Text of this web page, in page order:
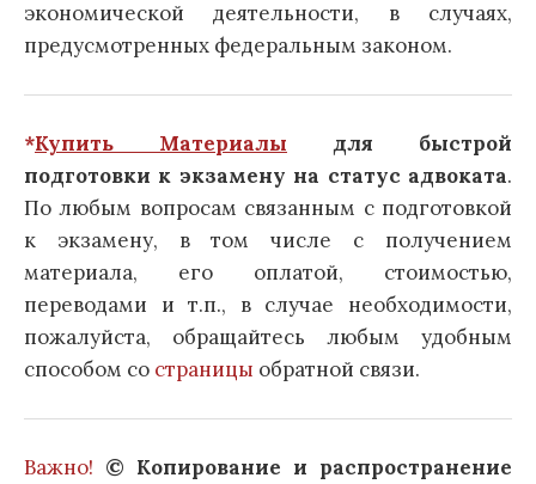
экономической деятельности, в случаях,
предусмотренных федеральным законом.
*Купить Материалы для быстрой
подготовки к экзамену на статус адвоката.
По любым вопросам связанным с подготовкой
к экзамену, в том числе с получением
материала, его оплатой, стоимостью,
переводами и т.п., в случае необходимости,
пожалуйста, обращайтесь любым удобным
способом со страницы обратной связи.
Важно! © Копирование и распространение